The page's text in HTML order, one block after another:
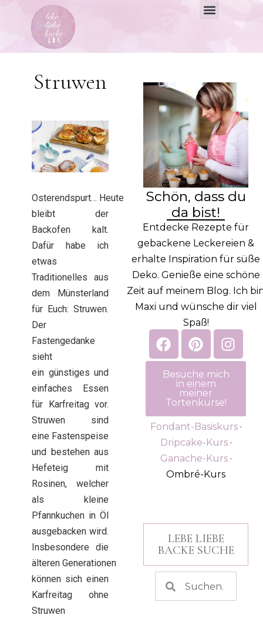
Struwen
Osterendspurt… Heute
bleibt der
Backofen kalt.
Dafür habe ich
etwas
Traditionelles aus
dem Münsterland
für Euch: Struwen.
Der
Fastengedanke
sieht
ein günstiges und
einfaches Essen
für Karfreitag vor.
Struwen sind
eine Fastenspeise
und bestehen aus
Hefeteig mit
Rosinen, welcher
als kleine
Pfannkuchen in Öl
ausgebacken wird.
Insbesondere die
älteren Generationen
können sich einen
Karfreitag ohne
Struwen
Schön, dass du
da bist!
Entdecke Rezepte für
gebackene Leckereien &
erhalte Inspiration für süße
Deko. Genieße eine schöne
Zeit auf meinem Blog. Ich
Maxi und wünsche dir viel
Spaß!
Besuche mich
in einem
meiner
Tortenkurse!
Fondant-Basiskurs·
Dripcake-Kurs·
Ganache-Kurs·
Ombré-Kurs
LEBE LIEBE
BACKE SUCHE